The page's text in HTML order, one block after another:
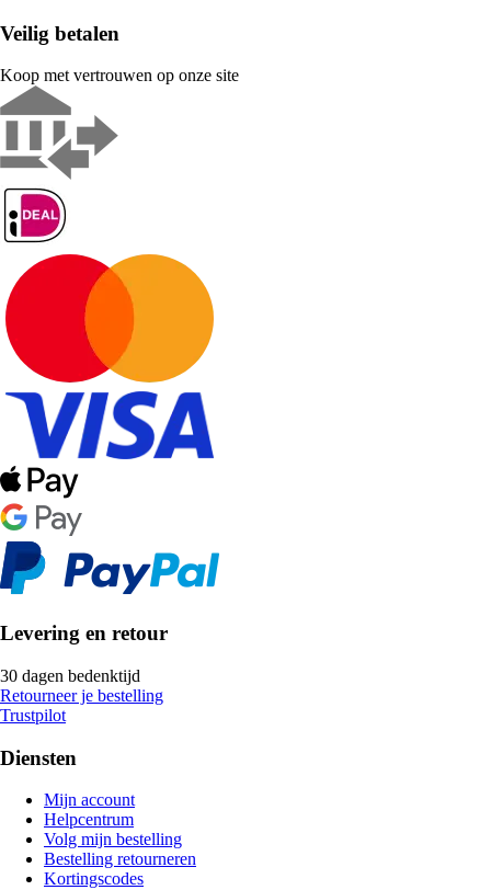
Veilig betalen
Koop met vertrouwen op onze site
Levering en retour
30 dagen bedenktijd
Retourneer je bestelling
Trustpilot
Diensten
Mijn account
Helpcentrum
Volg mijn bestelling
Bestelling retourneren
Kortingscodes